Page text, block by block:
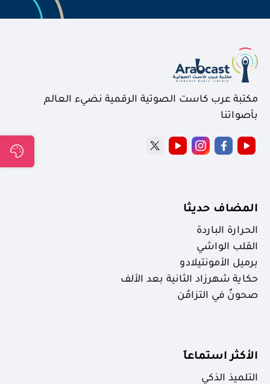
مكتبة عرب كاست الصوتية الرقمية نضيء العالم
بأصواتنا
المضاف حديثا
الحرارة الباردة
القلب الواشي
برميل الأمونتيلادو
حكاية شهرزاد الثانية بعد الألف
صحونٌ في التزامُن
الأكثر استماعاَ
التلميذ الذكي